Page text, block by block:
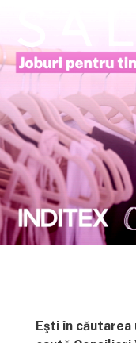
Eşti în căutarea